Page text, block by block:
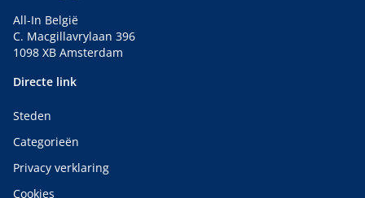
All-In België
C. Macgillavrylaan 396
1098 XB Amsterdam
Directe link
Steden
Categorieën
Privacy verklaring
Cookies